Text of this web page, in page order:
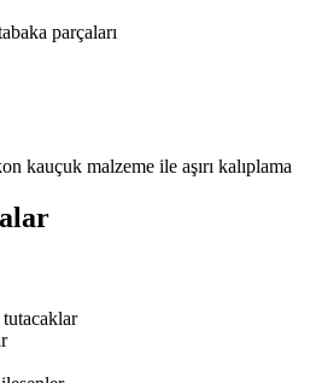
parçaları
kauçuk malzeme ile aşırı kalıplama